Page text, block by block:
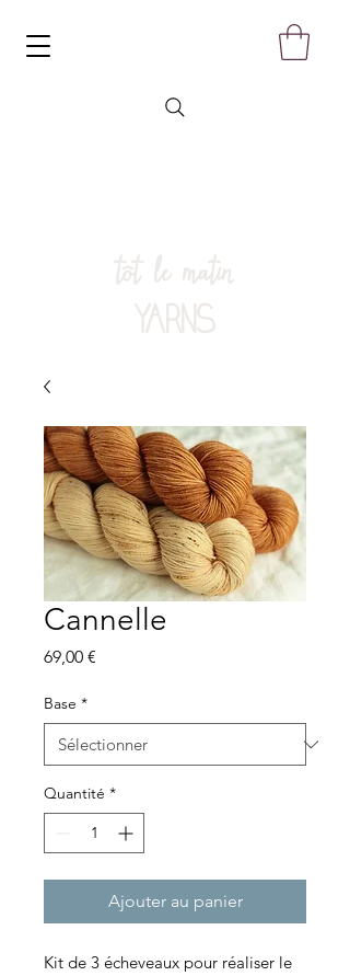
tôt le matin
YARNS
Cannelle
69,00 €
Base *
Quantité *
Ajouter au panier
Kit de 3 écheveaux pour réaliser le